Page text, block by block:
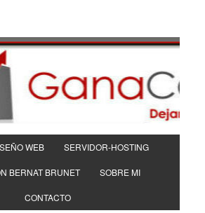
WEB SERVIDOR-HOSTING
BERNAT BRUNET SOBRE MI
CONTACTO